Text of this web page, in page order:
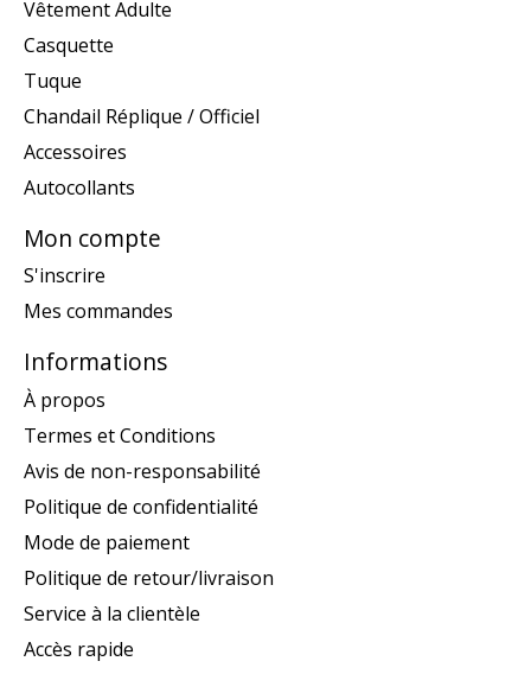
Vêtement Adulte
Casquette
Tuque
Chandail Réplique / Officiel
Accessoires
Autocollants
Mon compte
S'inscrire
Mes commandes
Informations
À propos
Termes et Conditions
Avis de non-responsabilité
Politique de confidentialité
Mode de paiement
Politique de retour/livraison
Service à la clientèle
Accès rapide